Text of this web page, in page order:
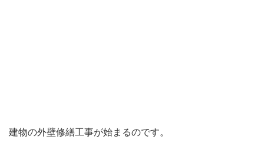
建物の外壁修繕工事が始まるのです。